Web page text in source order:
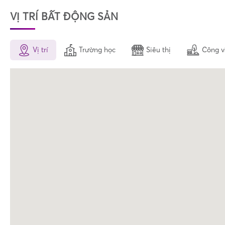
VỊ TRÍ BẤT ĐỘNG SẢN
Vị trí Trường học Siêu thị Công